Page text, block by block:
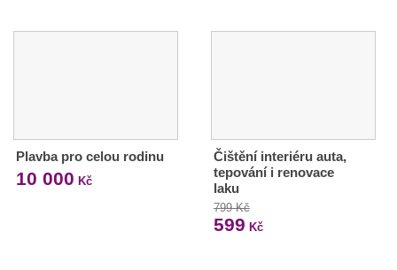
Plavba pro celou rodinu
10 000 Kč
Čištění interiéru auta,
tepování i renovace
laku
799 Kč
599 Kč